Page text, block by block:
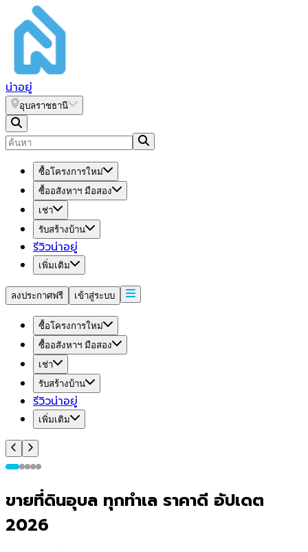
น่าอยู่
อุบลราชธานี
ซื้อโครงการใหม่
ซื้ออสังหาฯ มือสอง
เช่า
รับสร้างบ้าน
รีวิวน่าอยู่
เพิ่มเติม
ลงประกาศฟรี เข้าสู่ระบบ
ซื้อโครงการใหม่
ซื้ออสังหาฯ มือสอง
เช่า
รับสร้างบ้าน
รีวิวน่าอยู่
เพิ่มเติม
ขายที่ดินอุบล ทุกทำเล ราคาดี อัปเดต
2026